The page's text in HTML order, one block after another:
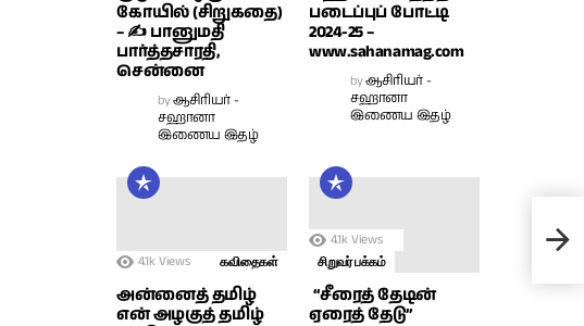
கோயில் (சிறுகதை)
– ✍ பானுமதி
பார்த்தசாரதி,
சென்னை
byஆசிரியர் -
சஹானா
இணைய இதழ்
படைப்புப் போட்டி
2024-25 –
www.sahanamag.com
byஆசிரியர் -
சஹானா
இணைய இதழ்
4.1k Views கவிதைகள்
அன்னைத் தமிழ்
என் அழகுத் தமிழ்
4.1k Views
சிறுவர் பக்கம்
“சீரைத் தேடின்
ஏரைத் தேடு”